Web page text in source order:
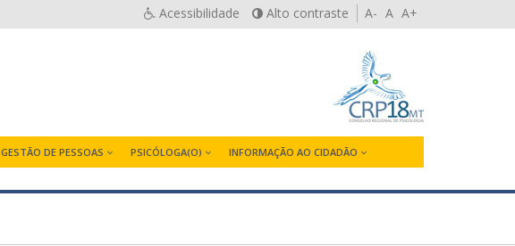
Acessibilidade Alto contraste A- A A+
GESTÃO DE PESSOAS PSICÓLOGA(O) INFORMAÇÃO AO CIDADÃO